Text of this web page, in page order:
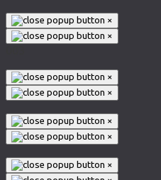
×
×
×
×
×
×
×